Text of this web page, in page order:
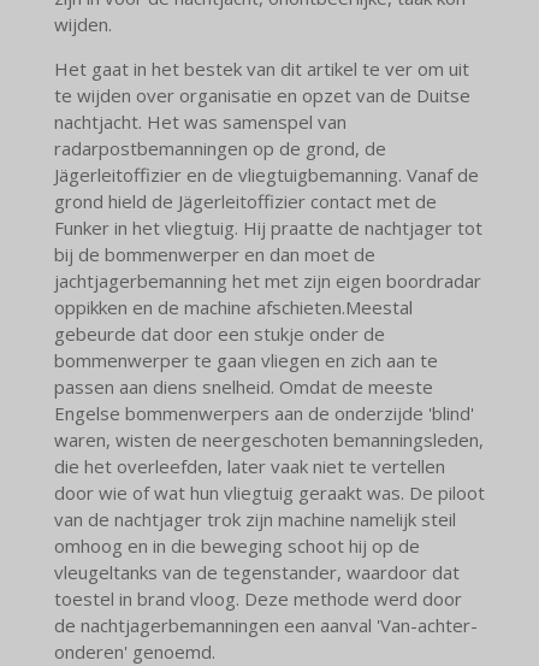
wijden.
Het gaat in het bestek van dit artikel te ver om uit
te wijden over organisatie en opzet van de Duitse
nachtjacht. Het was samenspel van
radarpostbemanningen op de grond, de
Jägerleitoffizier en de vliegtuigbemanning. Vanaf de
grond hield de Jägerleitoffizier contact met de
Funker in het vliegtuig. Hij praatte de nachtjager tot
bij de bommenwerper en dan moet de
jachtjagerbemanning het met zijn eigen boordradar
oppikken en de machine afschieten.Meestal
gebeurde dat door een stukje onder de
bommenwerper te gaan vliegen en zich aan te
passen aan diens snelheid. Omdat de meeste
Engelse bommenwerpers aan de onderzijde 'blind'
waren, wisten de neergeschoten bemanningsleden,
die het overleefden, later vaak niet te vertellen
door wie of wat hun vliegtuig geraakt was. De piloot
van de nachtjager trok zijn machine namelijk steil
omhoog en in die beweging schoot hij op de
vleugeltanks van de tegenstander, waardoor dat
toestel in brand vloog. Deze methode werd door
de nachtjagerbemanningen een aanval 'Van-achter-
onderen' genoemd.